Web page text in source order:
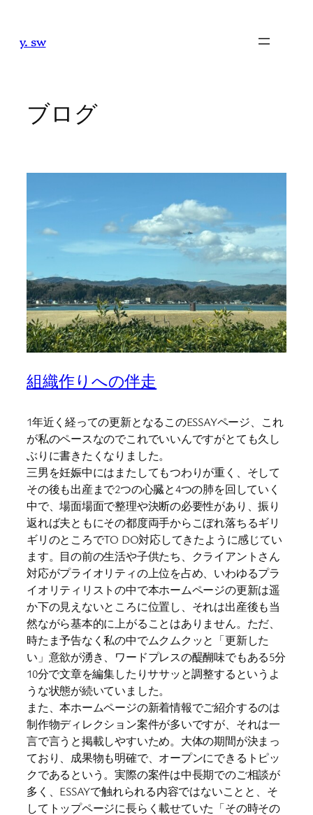
y. sw
ブログ
組織作りへの伴走
1年近く経っての更新となるこのESSAYページ、これ
が私のペースなのでこれでいいんですがとても久し
ぶりに書きたくなりました。
三男を妊娠中にはまたしてもつわりが重く、そして
その後も出産まで2つの心臓と4つの肺を回していく
中で、場面場面で整理や決断の必要性があり、振り
返れば夫ともにその都度両手からこぼれ落ちるギリ
ギリのところでTO DO対応してきたように感じてい
ます。目の前の生活や子供たち、クライアントさん
対応がプライオリティの上位を占め、いわゆるプラ
イオリティリストの中で本ホームページの更新は遥
か下の見えないところに位置し、それは出産後も当
然ながら基本的に上がることはありません。ただ、
時たま予告なく私の中でムクムクッと「更新した
い」意欲が湧き、ワードプレスの醍醐味でもある5分
10分で文章を編集したりササッと調整するというよ
うな状態が続いていました。
また、本ホームページの新着情報でご紹介するのは
制作物ディレクション案件が多いですが、それは一
言で言うと掲載しやすいため。大体の期間が決まっ
ており、成果物も明確で、オープンにできるトピッ
クであるという。実際の案件は中長期でのご相談が
多く、ESSAYで触れられる内容ではないことと、そ
してトップページに長らく載せていた「その時その